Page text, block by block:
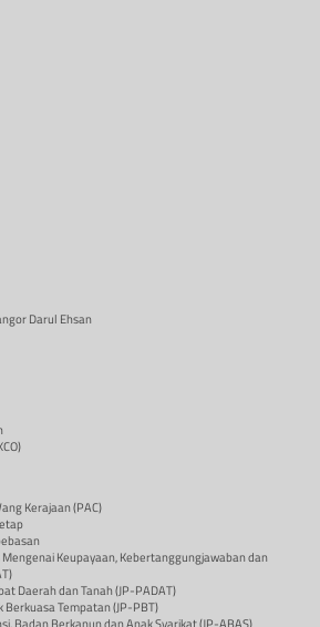
Darul Ehsan
Kerajaan (PAC)
Keupayaan, Kebertanggungjawaban dan
Daerah dan Tanah (JP-PADAT)
Berkuasa Tempatan (JP-PBT)
Badan Berkanun dan Anak Syarikat (JP-ABAS)